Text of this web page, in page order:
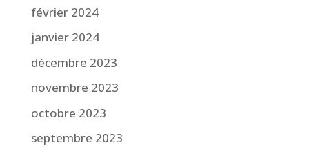
février 2024
janvier 2024
décembre 2023
novembre 2023
octobre 2023
septembre 2023